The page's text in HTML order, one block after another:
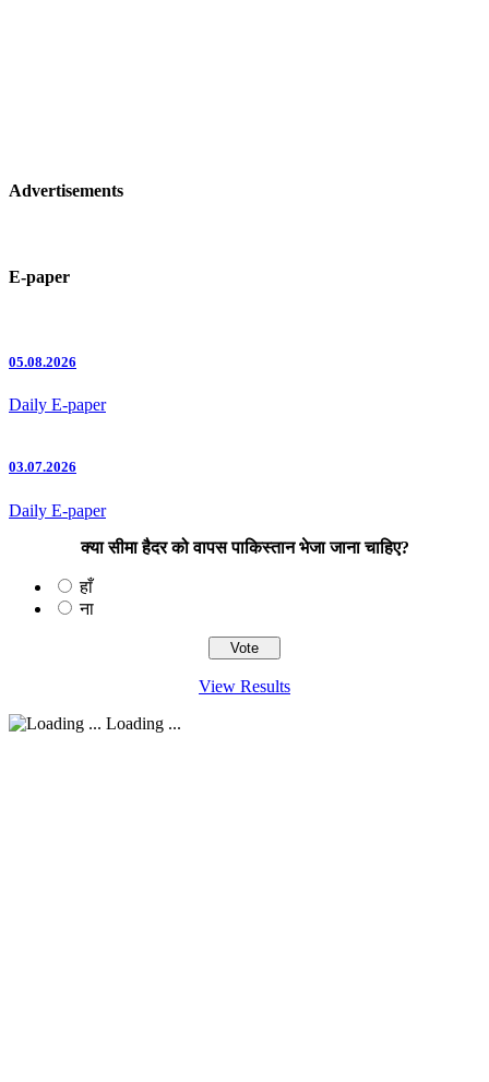
Advertisements
E-paper
05.08.2026
Daily E-paper
03.07.2026
Daily E-paper
क्या सीमा हैदर को वापस पाकिस्तान भेजा जाना चाहिए?
हाँ
ना
View Results
Loading ...